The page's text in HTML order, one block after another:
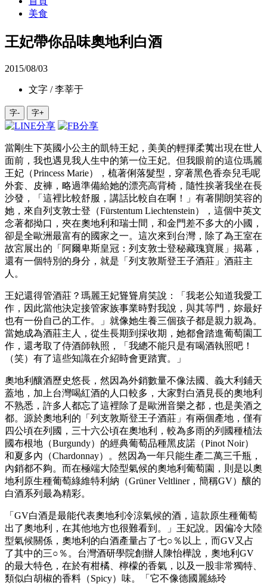
美食
王妃帶你品味奧地利白酒
2015/08/03
文字 / 李莘于
字- 字+
當剛生下英國小公主的凱特王妃，美美的輕揮柔荑出現在世人
面前，我也遇見我人生中的第一位王妃。但我眼前的這位瑪麗
王妃（Princess Marie），梳著俐落髮型，穿著黑色香奈兒毛呢
外套、皮褲，略過準備給她的漂亮高背椅，隨性挨著我坐在長
沙發，「這裡比較舒服，講話比較自在啊！」有著開朗笑容的
她，來自列支敦士登（Fürstentum Liechtenstein），這個中英文
念著都拗口，夾在奧地利和瑞士間，和金門差不多大的小國，
卻是全歐洲最富有的國家之一。這次來到台灣，除了為王室在
故宮展出的「阿爾卑斯皇冠：列支敦士登秘藏瑰寶展」揭幕，
還有一個特別的身分，就是「列支敦斯登王子酒莊」酒莊主
人。
王妃還得管酒莊？瑪麗王妃聳聳肩笑說：「我老公知道我愛工
作，因此當他決定接管家族事業時對我說，與其等門，妳最好
也有一份自己的工作。」就像她生養三個孩子都是親力親為。
當她成為酒莊主人，從生長期到採收期，她都會踏進葡萄園工
作，還考取了侍酒師執照，「我總不能只是有喝酒執照吧！
（笑）有了這些知識在介紹時會更踏實。」
奧地利釀酒歷史悠長，然因為外銷數量不像法國、義大利鋪天
蓋地，加上台灣喝紅酒的人口較多，大家對白酒見長的奧地利
不熟悉，許多人都忘了這裡除了是歐洲音樂之都，也是美酒之
都。源於奧地利的「列支敦斯登王子酒莊」有兩個產地，僅有
四公頃在列國，三十六公頃在奧地利，較為多雨的列國種植法
國布根地（Burgundy）的經典葡萄品種黑皮諾（Pinot Noir）
和夏多內（Chardonnay）。然因為一年只能生產二萬三千瓶，
內銷都不夠。而在極端大陸型氣候的奧地利葡萄園，則是以奧
地利原生種葡萄綠維特利納（Grüner Veltliner，簡稱GV）釀的
白酒系列最為精彩。
「GV白酒是最能代表奧地利冷涼氣候的酒，這款原生種葡萄
出了奧地利，在其他地方也很難看到。」王妃說。因偏冷大陸
型氣候關係，奧地利的白酒產量占了七○％以上，而GV又占
了其中的三○％。台灣酒研學院創辦人陳怡樺說，奧地利GV
的最大特色，在於有柑橘、檸檬的香氣，以及一股非常獨特、
類似白胡椒的香料（Spicy）味。「它不像德國麗絲玲